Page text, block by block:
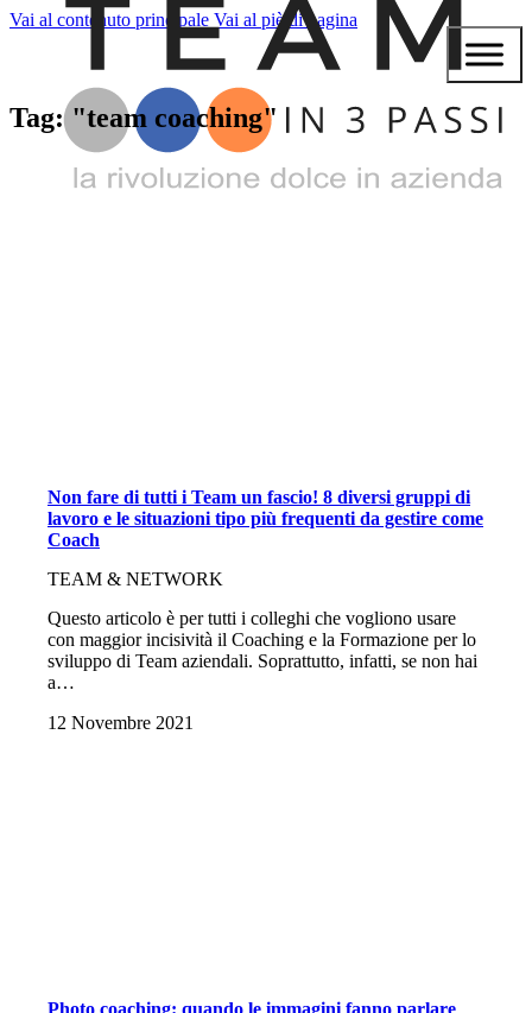
Vai al contenuto principale Vai al piè di pagina
Tag: "team coaching"
Non fare di tutti i Team un fascio! 8 diversi gruppi di
lavoro e le situazioni tipo più frequenti da gestire come
Coach
TEAM & NETWORK
Questo articolo è per tutti i colleghi che vogliono usare
con maggior incisività il Coaching e la Formazione per lo
sviluppo di Team aziendali. Soprattutto, infatti, se non hai
a…
12 Novembre 2021
Photo coaching: quando le immagini fanno parlare